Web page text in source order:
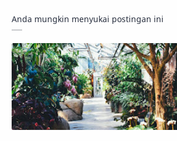
Anda mungkin menyukai postingan ini